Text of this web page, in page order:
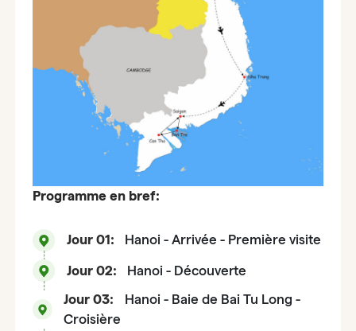
Programme en bref:
Jour 01: Hanoi - Arrivée - Première visite
Jour 02: Hanoi - Découverte
Jour 03:
Hanoi - Baie de Bai Tu Long -
Croisière